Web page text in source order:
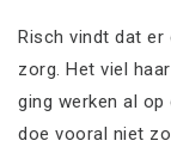
Risch vindt dat
zorg. Het viel
ging werken al
doe vooral niet